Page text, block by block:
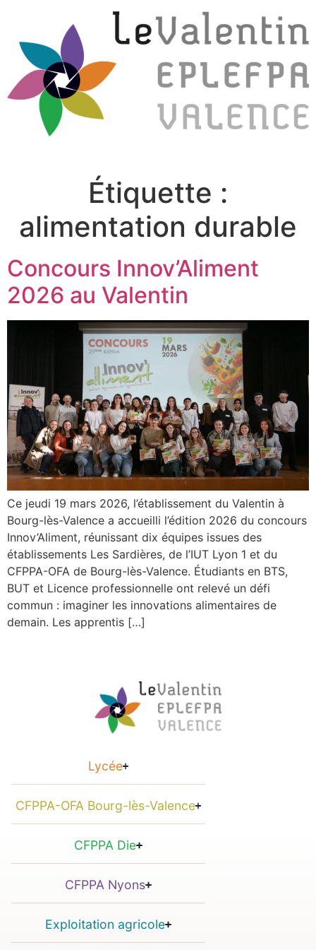
Étiquette :
alimentation durable
Concours Innov’Aliment
2026 au Valentin
Ce jeudi 19 mars 2026, l’établissement du Valentin à
Bourg-lès-Valence a accueilli l’édition 2026 du concours
Innov’Aliment, réunissant dix équipes issues des
établissements Les Sardières, de l’IUT Lyon 1 et du
CFPPA-OFA de Bourg-lès-Valence. Étudiants en BTS,
BUT et Licence professionnelle ont relevé un défi
commun : imaginer les innovations alimentaires de
demain. Les apprentis […]
Lycée
CFPPA-OFA Bourg-lès-Valence
CFPPA Die
CFPPA Nyons
Exploitation agricole